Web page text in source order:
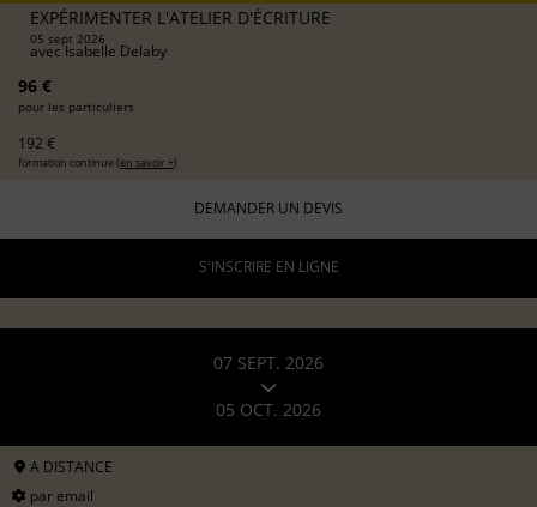
EXPÉRIMENTER L'ATELIER D'ÉCRITURE
05 sept 2026
avecIsabelle Delaby
96 €
pour les particuliers
192 €
formation continue (en savoir +)
DEMANDER UN DEVIS
S'INSCRIRE EN LIGNE
07 SEPT. 2026
05 OCT. 2026
A DISTANCE
par email